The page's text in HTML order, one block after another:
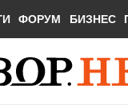
ФОРУМ БИЗНЕС